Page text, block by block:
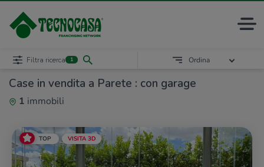
Case in vendita a Parete : con garage
1 immobili
Filtra ricerca 1 Ordina
TOP VISITA 3D